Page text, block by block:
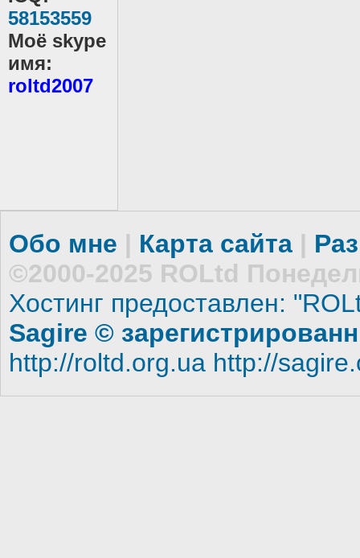
58153559
Моё skype
имя:
roltd2007
Обо мне | Карта сайта |
©2000-2025 ROLtd
Хостинг предоставлен:
Sagire ©
http://roltd.org.ua http://